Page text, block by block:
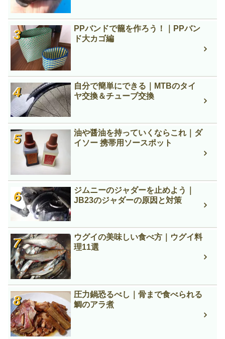
PPバンドで籠を作ろう！｜PPバン
ド大カゴ編
自分で簡単にできる｜MTBのタイ
ヤ交換＆チューブ交換
油や醤油を持っていくならこれ｜ダ
イソー 携帯用ソースポット
ジムニーのジャダーを止めよう｜
JB23のジャダーの原因と対策
ウグイの美味しい食べ方｜ウグイ料
理11選
圧力鍋恐るべし｜骨まで食べられる
鯛のアラ煮